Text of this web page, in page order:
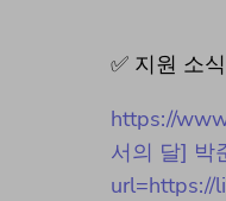
✅ 지원 소
https://
서의 달] 박
url=https://